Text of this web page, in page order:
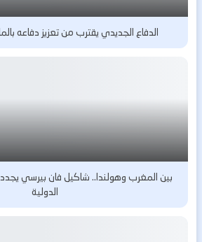
الدفاع الجديدي يقترب من تعزيز دفاعه
بين المغرب وهولندا.. شاكيل فان بيرسي
الدولية